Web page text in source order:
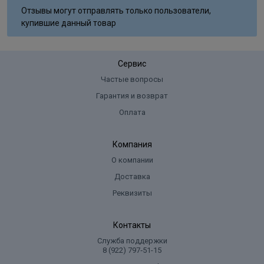
Отзывы могут отправлять только пользователи,
купившие данный товар
Сервис
Частые вопросы
Гарантия и возврат
Оплата
Компания
О компании
Доставка
Реквизиты
Контакты
Служба поддержки
8 (922) 797‑51-15